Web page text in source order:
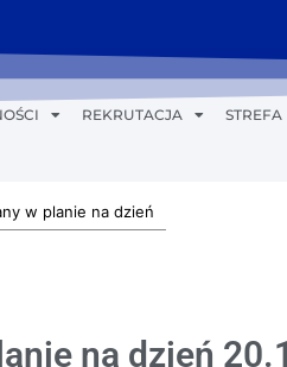
REKRUTACJA
w planie na dzień
na dzień